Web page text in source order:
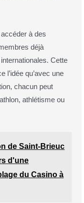
à des
déjà
Cette
l’idée qu’avec une
chacun peut
athlétisme ou
de Saint-Brieuc
d'une
du Casino à